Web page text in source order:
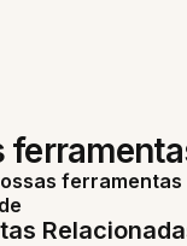
ferramentas